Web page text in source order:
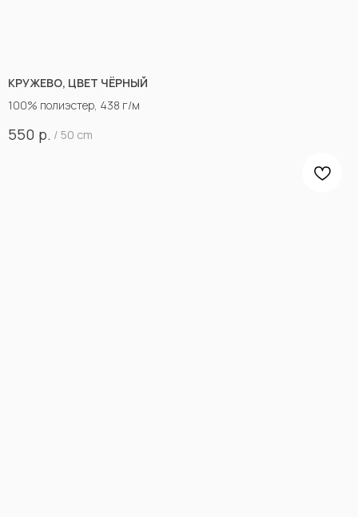
КРУЖЕВО, ЦВЕТ ЧЁРНЫЙ
100% полиэстер, 438 г/м
550 р. / 50 cm